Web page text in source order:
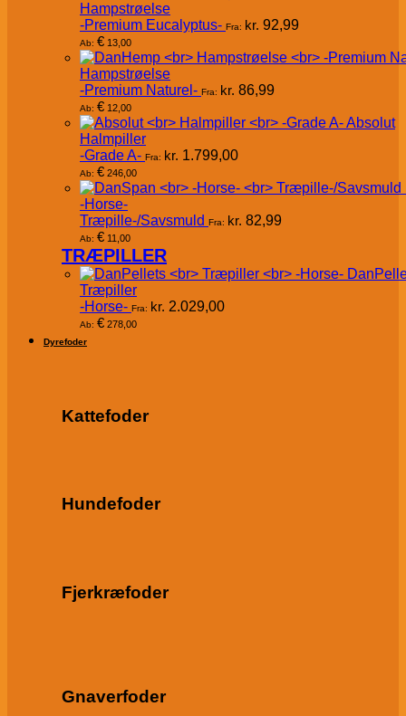
Hampstrøelse
-Premium Eucalyptus- Fra: kr. 92,99
Ab: € 13,00
Hampstrøelse
-Premium Naturel- Fra: kr. 86,99
Ab: € 12,00
Absolut
Halmpiller
-Grade A- Fra: kr. 1.799,00
Ab: € 246,00
-Horse-
Træpille-/Savsmuld Fra: kr. 82,99
Ab: € 11,00
TRÆPILLER
Træpiller
-Horse- Fra: kr. 2.029,00
Ab: € 278,00
Dyrefoder
Kattefoder
Hundefoder
Fjerkræfoder
Gnaverfoder